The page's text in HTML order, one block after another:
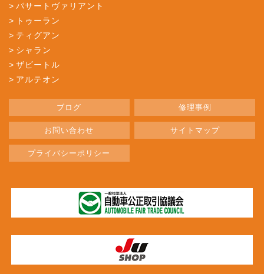
パサートヴァリアント
トゥーラン
ティグアン
シャラン
ザビートル
アルテオン
ブログ 修理事例
お問い合わせ サイトマップ
プライバシーポリシー